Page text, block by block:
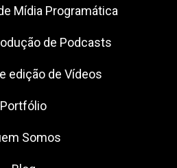
Mídia Programática
de Podcasts
edição de Vídeos
Portfólio
Somos